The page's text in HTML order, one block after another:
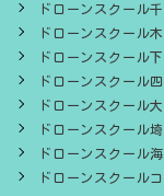
ドローンスクール
ドローンスクール
ドローンスクール
ドローンスクール
ドローンスクール
ドローンスクール
ドローンスクール
ドローンスクール